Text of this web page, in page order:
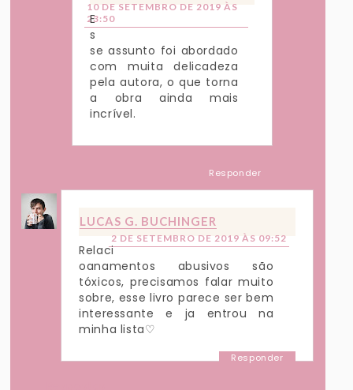
10 DE SETEMBRO DE 2019 ÀS
23:50
E
s
se assunto foi abordado
com muita delicadeza
pela autora, o que torna
a obra ainda mais
incrível.
Responder
LUCAS G. BUCHINGER
2 DE SETEMBRO DE 2019 ÀS 09:52
Relaci
oanamentos abusivos são
tóxicos, precisamos falar muito
sobre, esse livro parece ser bem
interessante e ja entrou na
minha lista♡
Responder